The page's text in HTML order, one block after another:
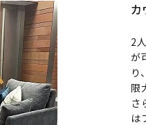
2
が
り
限
さ
は